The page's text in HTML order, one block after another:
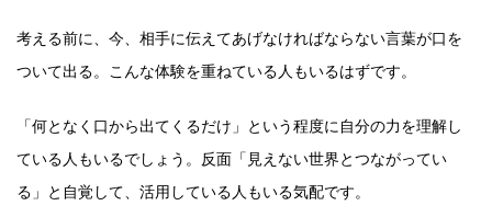
考える前に、今、相手に伝えてあげなければならない言葉が口を
ついて出る。こんな体験を重ねている人もいるはずです。
「何となく口から出てくるだけ」という程度に自分の力を理解し
ている人もいるでしょう。反面「見えない世界とつながってい
る」と自覚して、活用している人もいる気配です。